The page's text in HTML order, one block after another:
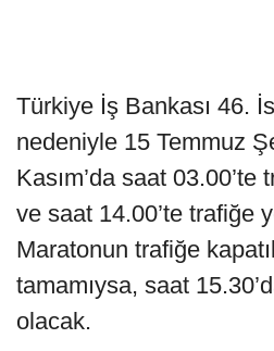
Türkiye İş Bankası 46.
nedeniyle 15 Temmuz
Kasım’da saat 03.00’te
ve saat 14.00’te trafiğe
Maratonun trafiğe
tamamıysa, saat
olacak.